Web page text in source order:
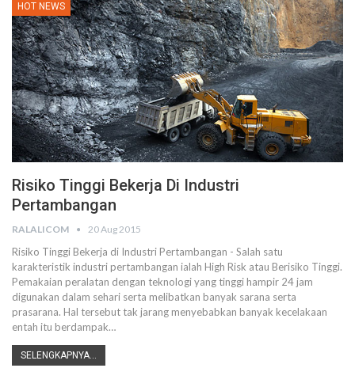
HOT NEWS
Risiko Tinggi Bekerja Di Industri
Pertambangan
RALALICOM 20 Aug 2015
Risiko Tinggi Bekerja di Industri Pertambangan - Salah satu
karakteristik industri pertambangan ialah High Risk atau Berisiko Tinggi.
Pemakaian peralatan dengan teknologi yang tinggi hampir 24 jam
digunakan dalam sehari serta melibatkan banyak sarana serta
prasarana. Hal tersebut tak jarang menyebabkan banyak kecelakaan
entah itu berdampak…
SELENGKAPNYA...